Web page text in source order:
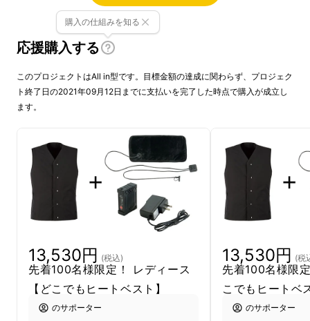
たしました。
応援購入する
購入の仕組みを知る
このプロジェクトはAll in型です。目標金額の達成に関わらず、プロジェク
ト終了日の2021年09月12日までに支払いを完了した時点で購入が成立し
ます。
13,530円 (税込)
先着100名様限定！ レディース
【どこでもヒートベスト】
のサポーター
13,530円 (税
先着100名様限
こでもヒートベ
のサポーター